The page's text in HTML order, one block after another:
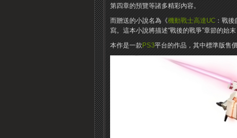
第四章的預覽等諸多精彩內容。
而贈送的小說名為《機動戰士高達UC ：戰
寫。這本小說將描述“戰後的戰爭”章節的始
本作是一款 PS3平台的作品，其中標準版售